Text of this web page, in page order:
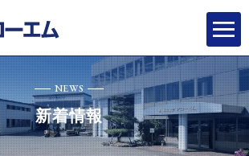
NEWS
新着情報